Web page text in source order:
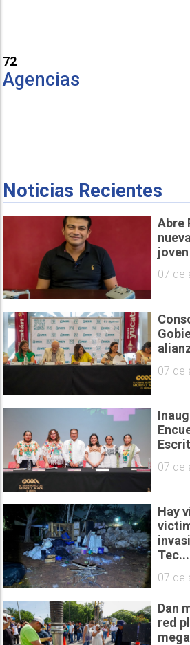
72
Agencias
Noticias Recientes
Abre
07 de
07 de
07 de
Hay
Tec...
07 de
Dan
red